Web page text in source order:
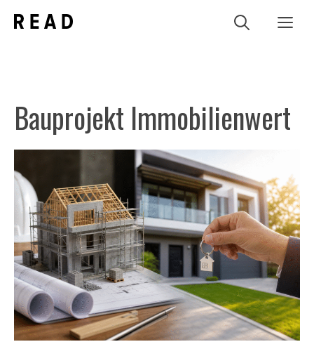
Inhalt
Bauprojekt Immobilienwert